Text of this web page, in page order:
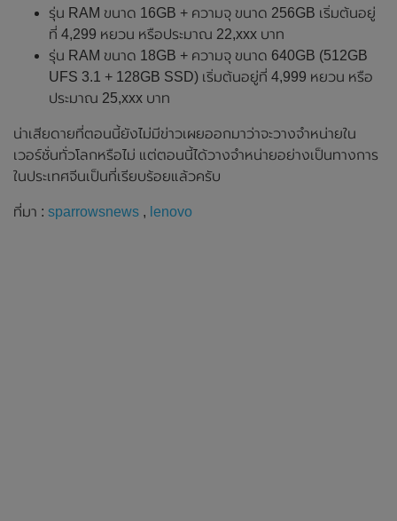
รุ่น RAM ขนาด 16GB + ความจุ ขนาด 256GB เริ่มต้นอยู่
ที่ 4,299 หยวน หรือประมาณ 22,xxx บาท
รุ่น RAM ขนาด 18GB + ความจุ ขนาด 640GB (512GB
UFS 3.1 + 128GB SSD) เริ่มต้นอยู่ที่ 4,999 หยวน หรือ
ประมาณ 25,xxx บาท
น่าเสียดายที่ตอนนี้ยังไม่มีข่าวเผยออกมาว่าจะวางจำหน่ายใน
เวอร์ชั่นทั่วโลกหรือไม่ แต่ตอนนี้ได้วางจำหน่ายอย่างเป็นทางการ
ในประเทศจีนเป็นที่เรียบร้อยแล้วครับ
ที่มา : sparrowsnews , lenovo